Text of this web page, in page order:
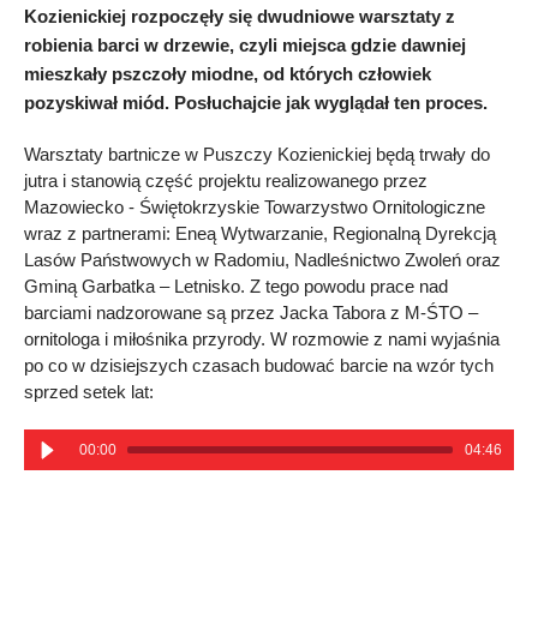
Kozienickiej rozpoczęły się dwudniowe warsztaty z
robienia barci w drzewie, czyli miejsca gdzie dawniej
mieszkały pszczoły miodne, od których człowiek
pozyskiwał miód. Posłuchajcie jak wyglądał ten proces.
Warsztaty bartnicze w Puszczy Kozienickiej będą trwały do
jutra i stanowią część projektu realizowanego przez
Mazowiecko - Świętokrzyskie Towarzystwo Ornitologiczne
wraz z partnerami: Eneą Wytwarzanie, Regionalną Dyrekcją
Lasów Państwowych w Radomiu, Nadleśnictwo Zwoleń oraz
Gminą Garbatka – Letnisko. Z tego powodu prace nad
barciami nadzorowane są przez Jacka Tabora z M-ŚTO –
ornitologa i miłośnika przyrody. W rozmowie z nami wyjaśnia
po co w dzisiejszych czasach budować barcie na wzór tych
sprzed setek lat:
00:00 04:46